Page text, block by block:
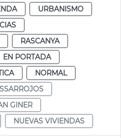
URBANISMO
RASCANYA
EN PORTADA
NORMAL
GINER
NUEVAS VIVIENDAS